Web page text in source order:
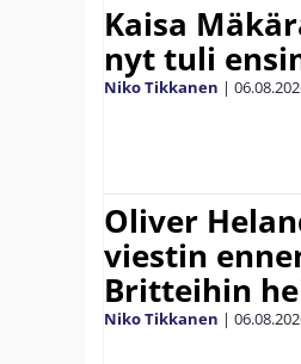
Kaisa
nyt tuli
Niko Tikkanen |
Oliver
viestin
Britteihin
Niko Tikkanen |